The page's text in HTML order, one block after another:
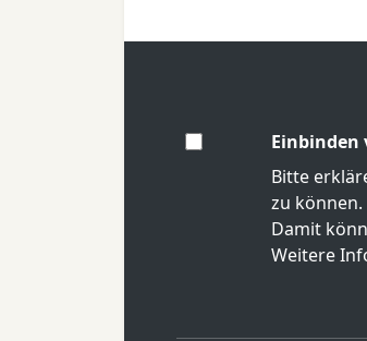
Einbinden
Bitte
zu können.
Damit
Weitere